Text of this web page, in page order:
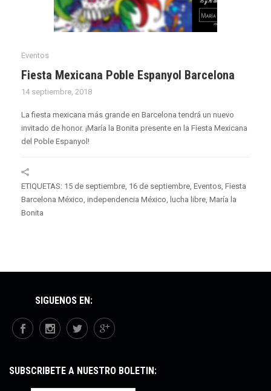
Eventos
Fiesta Mexicana Poble Espanyol Barcelona
14 septiembre, 2018
La fiesta mexicana más grande en Barcelona tendrá un nuevo
invitado de honor. ¡María la Bonita presente en la Fiesta Mexicana
del Poble Espanyol!
ETIQUETAS: 15 de septiembre, 16 de septiembre, Eventos, Fiesta
Barcelona México, independencia México, lucha libre, María la
Bonita
SÍGUENOS EN:
SUBSCRÍBETE A NUESTRO BOLETÍN: